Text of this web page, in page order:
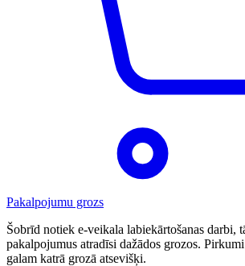
Pakalpojumu grozs
Šobrīd notiek e-veikala labiekārtošanas darbi,
pakalpojumus atradīsi dažādos grozos.
galam katrā grozā atsevišķi.